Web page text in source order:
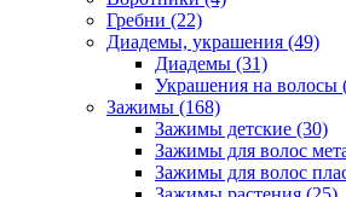
Гребни (22)
Диадемы, украшения (49)
Диадемы (31)
Украшения на волосы
Зажимы (168)
Зажимы детские (30)
Зажимы для волос
Зажимы для волос